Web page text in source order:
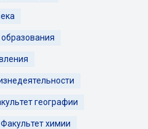
географии
Факультет химии